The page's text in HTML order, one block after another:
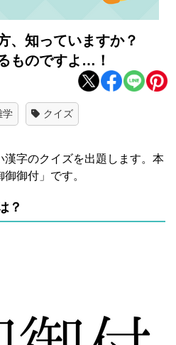
、知っていますか？
ものですよ…！
学 クイズ
字のクイズを出題します。本
御付」です。
？